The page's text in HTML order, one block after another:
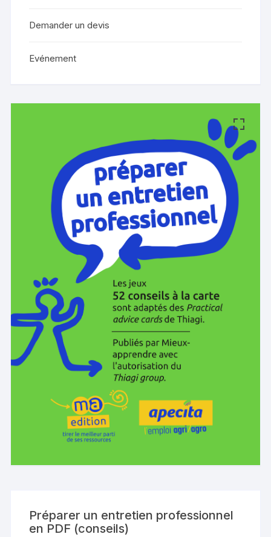
Préparer un entretien professionnel
en PDF (conseils)
Demander un devis
Evénement